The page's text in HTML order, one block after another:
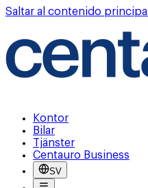
Saltar al contenido principal
Kontor
Bilar
Tjänster
Centauro Business
SV